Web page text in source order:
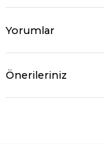
Yorumlar
Önerileriniz